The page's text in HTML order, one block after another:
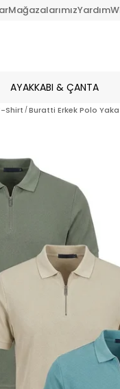
MağazalarımızYardım
AYAKKABI & ÇANTA
Shirt Buratti Erkek Polo